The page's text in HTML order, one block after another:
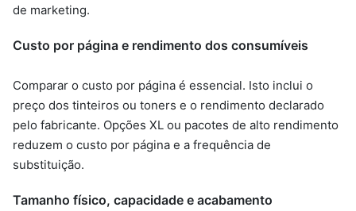
de marketing.
Custo por página e rendimento dos consumíveis
Comparar o custo por página é essencial. Isto inclui o
preço dos tinteiros ou toners e o rendimento declarado
pelo fabricante. Opções XL ou pacotes de alto rendimento
reduzem o custo por página e a frequência de
substituição.
Tamanho físico, capacidade e acabamento